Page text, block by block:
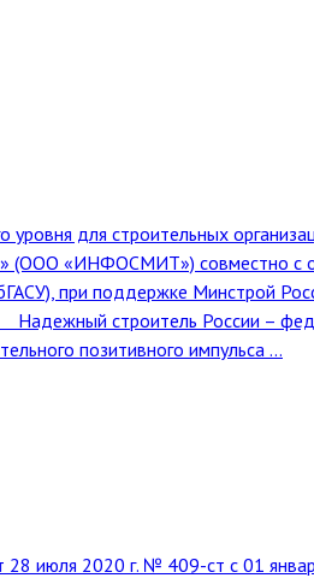
для строительных
«ИНФОСМИТ») совместно с
при поддержке Минстрой
строитель России –
позитивного импульса ...
июля 2020 г. № 409-ст с 01